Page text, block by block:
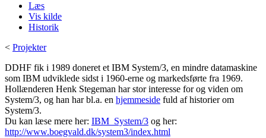
Læs
Vis kilde
Historik
< Projekter
DDHF fik i 1989 doneret et IBM System/3, en mindre datamaskine
som IBM udviklede sidst i 1960-erne og markedsførte fra 1969.
Hollænderen Henk Stegeman har stor interesse for og viden om
System/3, og han har bl.a. en hjemmeside fuld af historier om
System/3.
Du kan læse mere her: IBM_System/3 og her:
http://www.boegvald.dk/system3/index.html